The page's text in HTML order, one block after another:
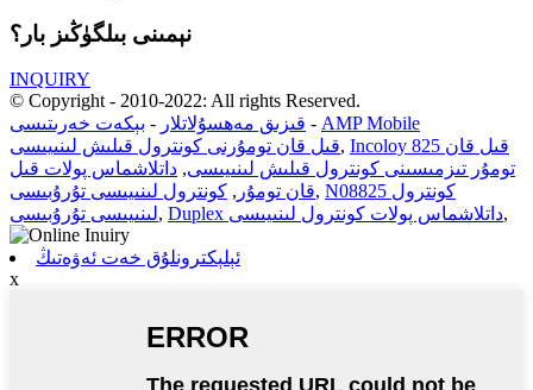
نېمىنى بىلگۈڭىز بار؟
INQUIRY
© Copyright - 2010-2022: All rights Reserved.
قىزىق مەھسۇلاتلار - بېكەت خەرىتىسى - AMP Mobile
قىل قان تومۇرنى كونترول قىلىش لىنىيىسى, Incoloy 825 قىل قان
تومۇر تىزمىسىنى كونترول قىلىش لىنىيىسى, داتلاشماس پولات قىل
قان تومۇر , كونترول لىنىيىسى تۇرۇبىسى , N08825 كونترول
لىنىيىسى تۇرۇبىسى, Duplex داتلاشماس پولات كونترول لىنىيىسى,
ئېلېكترونلۇق خەت ئەۋەتىڭ
x